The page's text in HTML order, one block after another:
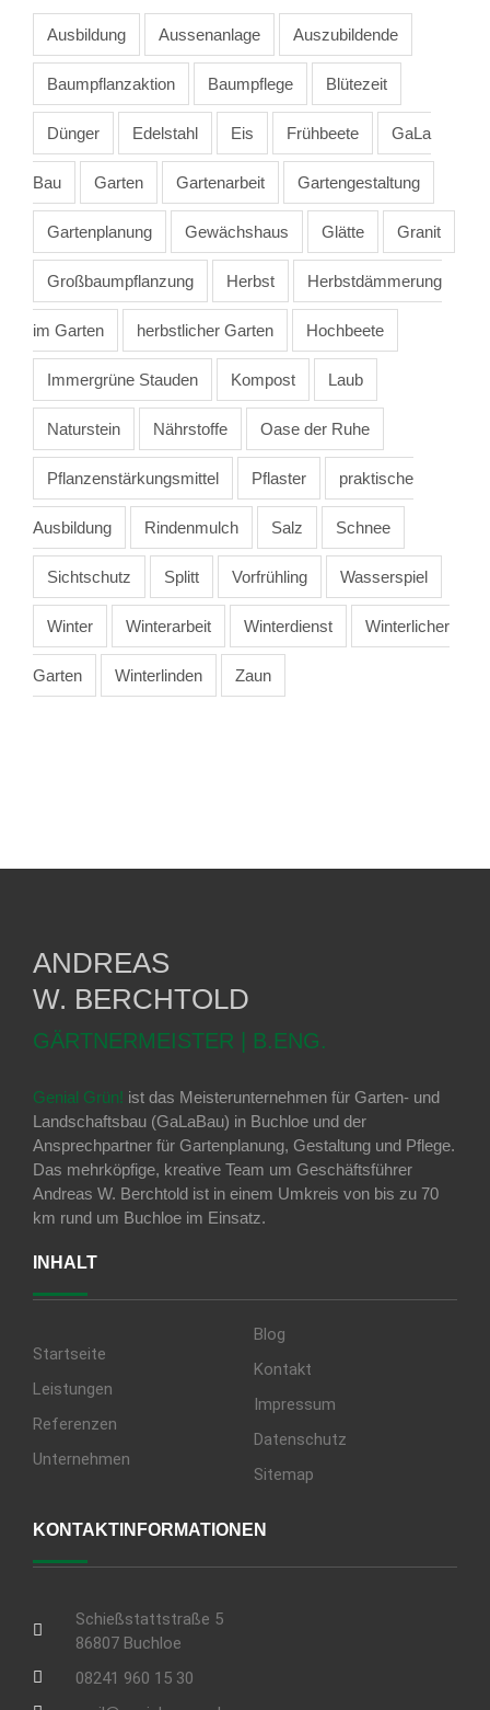
Ausbildung Aussenanlage Auszubildende
Baumpflanzaktion Baumpflege Blütezeit
Dünger Edelstahl Eis Frühbeete GaLa
Bau Garten Gartenarbeit Gartengestaltung
Gartenplanung Gewächshaus Glätte Granit
Großbaumpflanzung Herbst Herbstdämmerung
im Garten herbstlicher Garten Hochbeete
Immergrüne Stauden Kompost Laub
Naturstein Nährstoffe Oase der Ruhe
Pflanzenstärkungsmittel Pflaster praktische
Ausbildung Rindenmulch Salz Schnee
Sichtschutz Splitt Vorfrühling Wasserspiel
Winter Winterarbeit Winterdienst Winterlicher
Garten Winterlinden Zaun
ANDREAS
W. BERCHTOLD
GÄRTNERMEISTER | B.ENG.
Genial Grün! ist das Meisterunternehmen für Garten- und
Landschaftsbau (GaLaBau) in Buchloe und der
Ansprechpartner für Gartenplanung, Gestaltung und Pflege.
Das mehrköpfige, kreative Team um Geschäftsführer
Andreas W. Berchtold ist in einem Umkreis von bis zu 70
km rund um Buchloe im Einsatz.
INHALT
Startseite
Leistungen
Referenzen
Unternehmen
Blog
Kontakt
Impressum
Datenschutz
Sitemap
KONTAKTINFORMATIONEN
Schießstattstraße 5
86807 Buchloe
08241 960 15 30